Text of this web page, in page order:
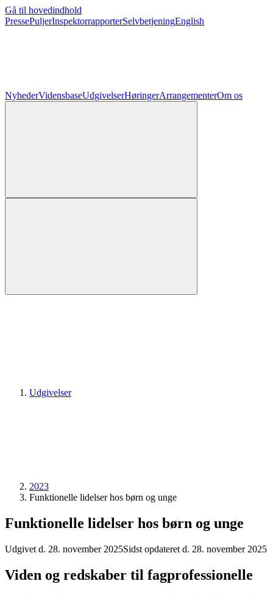
Gå til hovedindhold
PressePuljerInspektorrapporterSelvbetjeningEnglish
NyhederVidensbaseUdgivelserHøringerArrangementerOm os
Udgivelser
2023
Funktionelle lidelser hos børn og unge
Funktionelle lidelser hos børn og unge
Udgivet d. 28. november 2025Sidst opdateret d. 28. november 2025
Viden og redskaber til fagprofessionelle